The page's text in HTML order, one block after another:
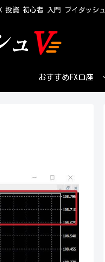
投資 初心者 入門 ブイダッシュ
おすすめFX口座